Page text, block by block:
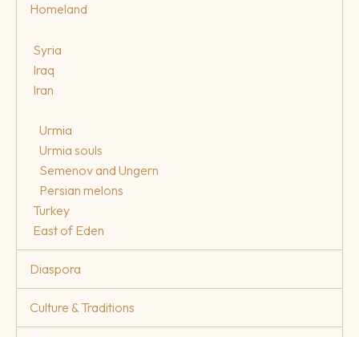
Homeland
Syria
Iraq
Iran
Urmia
Urmia souls
Semenov and Ungern
Persian melons
Turkey
East of Eden
Diaspora
Culture & Traditions